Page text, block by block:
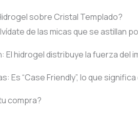
sobre Cristal Templado?
de las micas que se astillan
El hidrogel distribuye la fuerza del
Es “Case Friendly”, lo que
compra?